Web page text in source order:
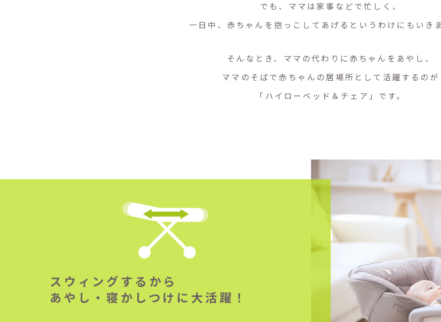
でも、ママは家事などで忙しく、
一日中、赤ちゃんを抱っこしてあげるというわけにもいき
そんなとき、 ママの代わりに赤ちゃんをあやし、
ママのそばで赤ちゃんの居場所として活躍するのが
「ハイローベッド＆チェア」です。
スウィングするから
あやし・寝かしつけに大活躍！